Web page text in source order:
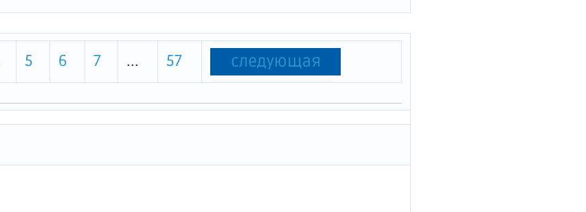
5 6 7 ... 57 следующая